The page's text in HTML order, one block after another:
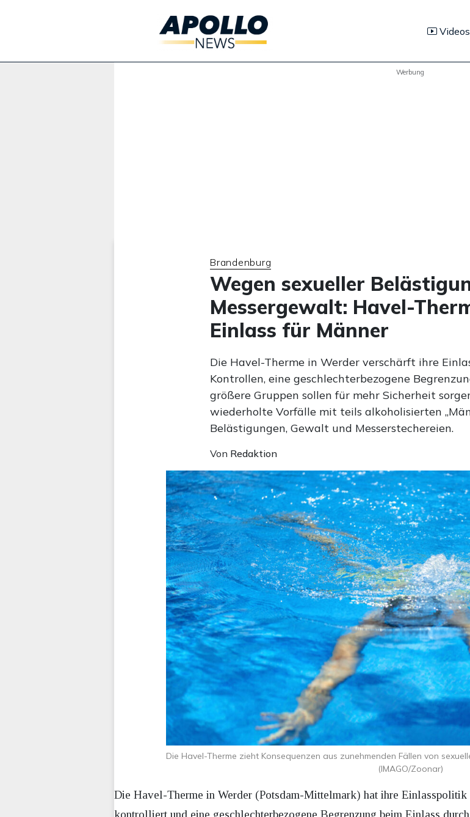
Videos
Werbung
Brandenburg
Wegen sexueller
Messergewalt: Havel-
Einlass für Männer
Die Havel-Therme in Werder verschärft ihre
Kontrollen, eine geschlechterbezogene
größere Gruppen sollen für mehr Sicherheit
wiederholte Vorfälle mit teils alkoholisierten
Belästigungen, Gewalt und Messerstechereien.
Von Redaktion
Die Havel-Therme zieht Konsequenzen aus zunehmenden Fällen von
(IMAGO/Zoonar)
Die Havel-Therme in Werder (Potsdam-Mittelmark) hat ihre
kontrolliert und eine geschlechterbezogene Begrenzung beim Einlass